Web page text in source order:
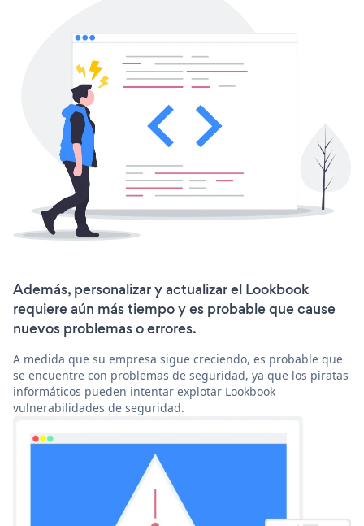
Además, personalizar y actualizar el Lookbook
requiere aún más tiempo y es probable que cause
nuevos problemas o errores.
A medida que su empresa sigue creciendo, es probable que
se encuentre con problemas de seguridad, ya que los piratas
informáticos pueden intentar explotar Lookbook
vulnerabilidades de seguridad.